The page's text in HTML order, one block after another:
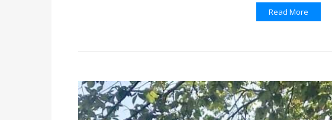
Read More